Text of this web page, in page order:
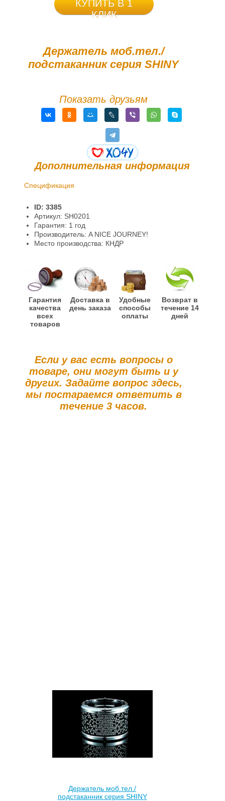
Держатель моб.тел./
подстаканник серия SHINY
КУПИТЬ В 1
КЛИК
Показать друзьям
Дополнительная информация
Спецификация
Гарантии и возврат
ID: 3385
Артикул: SH0201
Гарантия: 1 год
Производитель: A NICE JOURNEY!
Место производства: КНДР
Гарантия
качества
всех
товаров
Доставка в
день заказа
Удобные
способы
оплаты
Возврат в
течение 14
дней
Держатель моб.тел./
подстаканник серия SHINY
Если у вас есть вопросы о
товаре, они могут быть и у
других. Задайте вопрос здесь,
мы постараемся ответить в
течение 3 часов.